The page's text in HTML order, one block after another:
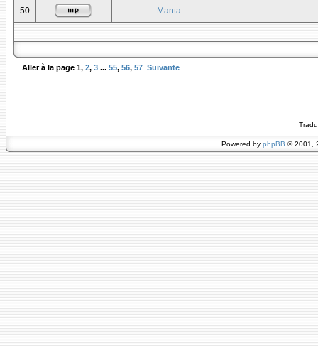
50 Manta
Aller à la page 1, 2, 3 ... 55, 56, 57 Suivante
Powered by phpBB © 2001,